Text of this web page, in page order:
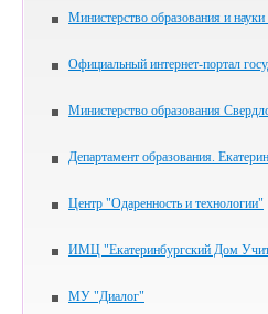
Министерство образования и
Официальный интернет-портал
Министерство образования
Департамент образования.
Центр "Одаренность и технологии"
ИМЦ "Екатеринбургский Дом
МУ "Диалог"